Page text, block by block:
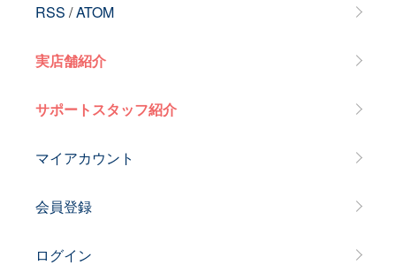
RSS /ATOM
実店舗紹介
サポートスタッフ紹介
マイアカウント
会員登録
ログイン